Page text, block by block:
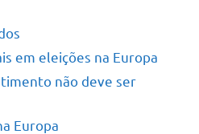
em eleições na Europa
não deve ser
Europa